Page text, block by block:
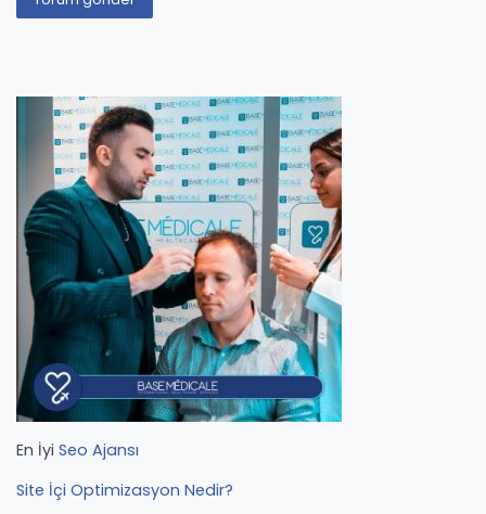
En İyi Seo Ajansı
Site İçi Optimizasyon Nedir?